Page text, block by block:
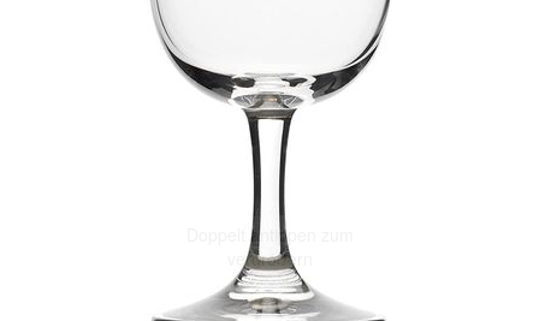
Doppelt antippen zum
vergrößern